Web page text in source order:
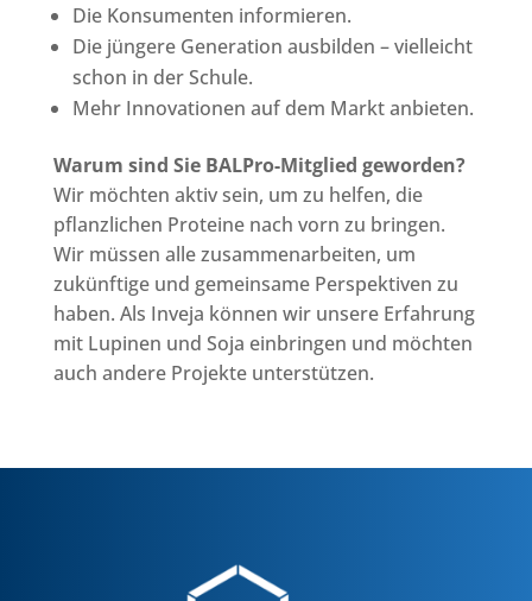
Die Konsumenten informieren.
Die jüngere Generation ausbilden – vielleicht
schon in der Schule.
Mehr Innovationen auf dem Markt anbieten.
Warum sind Sie BALPro-Mitglied geworden?
Wir möchten aktiv sein, um zu helfen, die
pflanzlichen Proteine nach vorn zu bringen.
Wir müssen alle zusammenarbeiten, um
zukünftige und gemeinsame Perspektiven zu
haben. Als Inveja können wir unsere Erfahrung
mit Lupinen und Soja einbringen und möchten
auch andere Projekte unterstützen.